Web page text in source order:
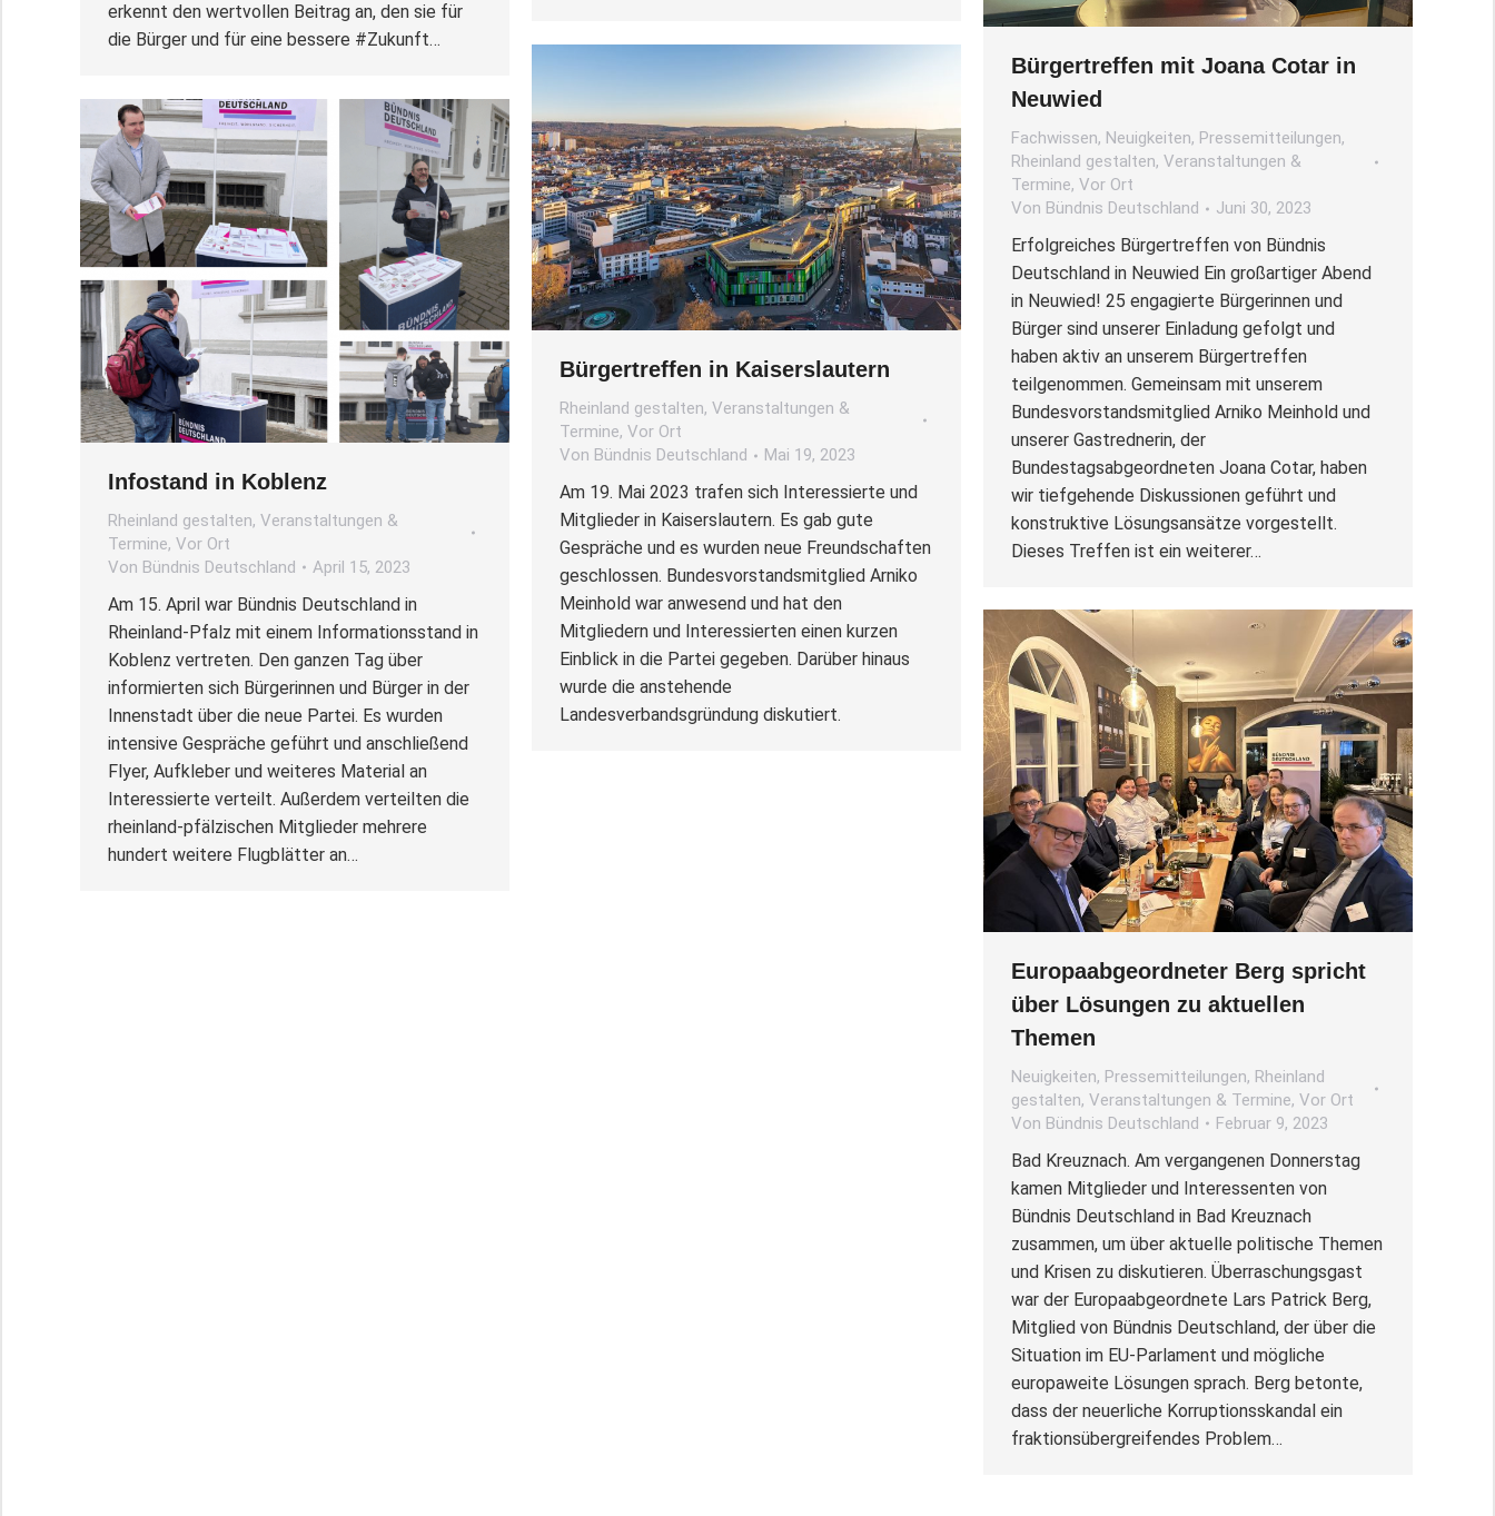
erkennt den wertvollen Beitrag an, den sie für
die Bürger und für eine bessere #Zukunft…
Bürgertreffen mit Joana Cotar in
Neuwied
Fachwissen, Neuigkeiten, Pressemitteilungen,
Rheinland gestalten, Veranstaltungen &
Termine, Vor Ort
Von Bündnis Deutschland Juni 30, 2023
Erfolgreiches Bürgertreffen von Bündnis
Deutschland in Neuwied Ein großartiger Abend
in Neuwied! 25 engagierte Bürgerinnen und
Bürger sind unserer Einladung gefolgt und
haben aktiv an unserem Bürgertreffen
teilgenommen. Gemeinsam mit unserem
Bundesvorstandsmitglied Arniko Meinhold und
unserer Gastrednerin, der
Bundestagsabgeordneten Joana Cotar, haben
wir tiefgehende Diskussionen geführt und
konstruktive Lösungsansätze vorgestellt.
Dieses Treffen ist ein weiterer…
Bürgertreffen in Kaiserslautern
Rheinland gestalten, Veranstaltungen &
Termine, Vor Ort
Von Bündnis Deutschland Mai 19, 2023
Am 19. Mai 2023 trafen sich Interessierte und
Mitglieder in Kaiserslautern. Es gab gute
Gespräche und es wurden neue Freundschaften
geschlossen. Bundesvorstandsmitglied Arniko
Meinhold war anwesend und hat den
Mitgliedern und Interessierten einen kurzen
Einblick in die Partei gegeben. Darüber hinaus
wurde die anstehende
Landesverbandsgründung diskutiert.
Infostand in Koblenz
Rheinland gestalten, Veranstaltungen &
Termine, Vor Ort
Von Bündnis Deutschland April 15, 2023
Am 15. April war Bündnis Deutschland in
Rheinland-Pfalz mit einem Informationsstand in
Koblenz vertreten. Den ganzen Tag über
informierten sich Bürgerinnen und Bürger in der
Innenstadt über die neue Partei. Es wurden
intensive Gespräche geführt und anschließend
Flyer, Aufkleber und weiteres Material an
Interessierte verteilt. Außerdem verteilten die
rheinland-pfälzischen Mitglieder mehrere
hundert weitere Flugblätter an…
Europaabgeordneter Berg spricht
über Lösungen zu aktuellen
Themen
Neuigkeiten, Pressemitteilungen, Rheinland
gestalten, Veranstaltungen & Termine, Vor Ort
Von Bündnis Deutschland Februar 9, 2023
Bad Kreuznach. Am vergangenen Donnerstag
kamen Mitglieder und Interessenten von
Bündnis Deutschland in Bad Kreuznach
zusammen, um über aktuelle politische Themen
und Krisen zu diskutieren. Überraschungsgast
war der Europaabgeordnete Lars Patrick Berg,
Mitglied von Bündnis Deutschland, der über die
Situation im EU-Parlament und mögliche
europaweite Lösungen sprach. Berg betonte,
dass der neuerliche Korruptionsskandal ein
fraktionsübergreifendes Problem…